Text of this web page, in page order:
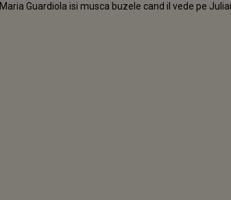
Maria Guardiola isi musca buzele cand il vede pe